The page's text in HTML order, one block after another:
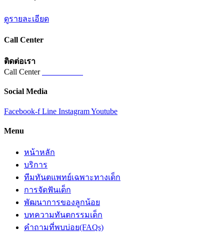
ดูรายละเอียด
Call Center
ติดต่อเรา
Call Center
Social Media
Facebook-f Line InstagramYoutube
Menu
หน้าหลัก
บริการ
ทีมทันตแพทย์เฉพาะทางเด็ก
การจัดฟันเด็ก
พัฒนาการของลูกน้อย
บทความทันตกรรมเด็ก
คำถามที่พบบ่อย(FAQs)